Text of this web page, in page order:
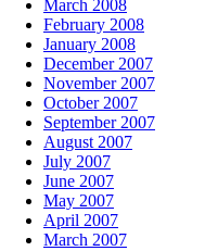
March 2008
February 2008
January 2008
December 2007
November 2007
October 2007
September 2007
August 2007
July 2007
June 2007
May 2007
April 2007
March 2007